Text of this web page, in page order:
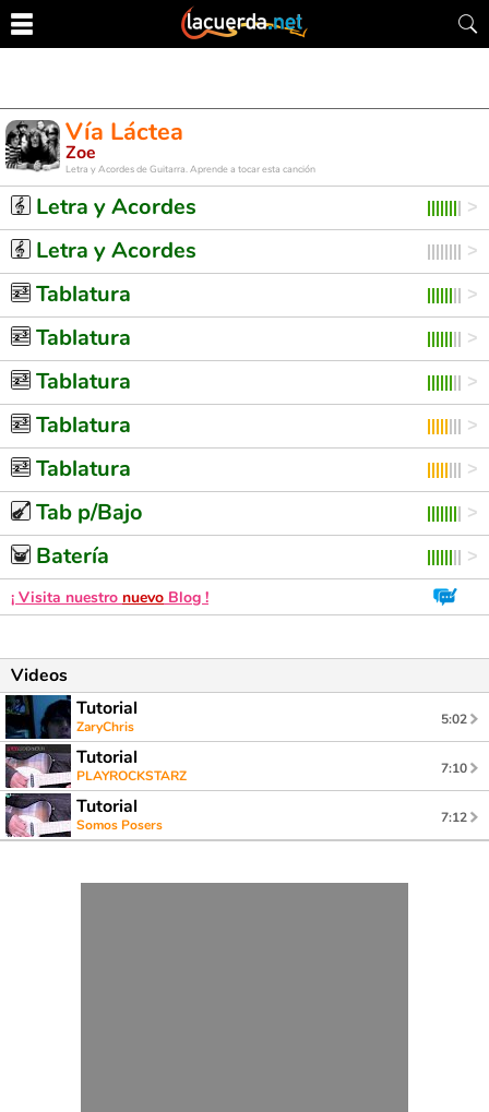
Vía Láctea
Zoe
Letra y Acordes de Guitarra. Aprende a tocar esta canción
Letra y Acordes
Letra y Acordes
Tablatura
Tablatura
Tablatura
Tablatura
Tablatura
Tab p/Bajo
Batería
¡ Visita nuestro nuevo Blog !
Videos
Tutorial
ZaryChris 5:02
Tutorial
PLAYROCKSTARZ 7:10
Tutorial
Somos Posers 7:12